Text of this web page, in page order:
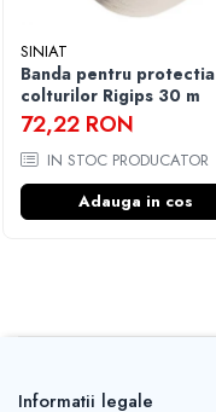
SINIAT
Banda pentru protectia
colturilor Rigips 30 m
72,22 RON
IN STOC PRODUCATOR
Adauga in cos
Informatii legale